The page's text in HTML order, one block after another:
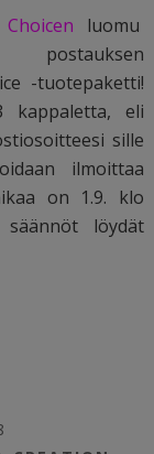
luomu
postauksen
-tuotepaketti!
kappaletta, eli
sille
ilmoittaa
on 1.9. klo
löydät